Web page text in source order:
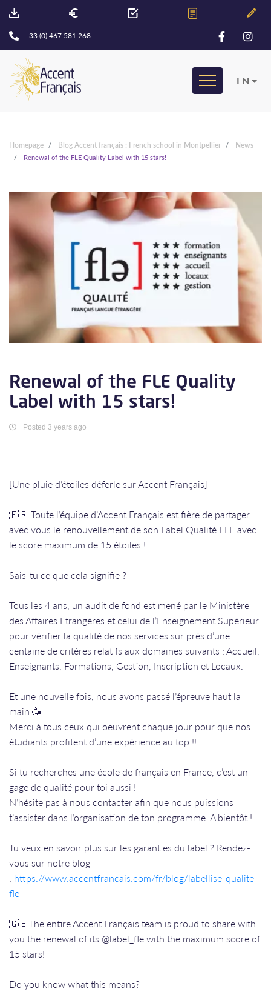
+33 (0) 467 581 268
EN
Homepage Blog Accent français : French school in Montpellier News
Renewal of the FLE Quality Label with 15 stars!
Renewal of the FLE Quality
Label with 15 stars!
Posted 3 years ago
[Une pluie d’étoiles déferle sur Accent Français]
🇫🇷 Toute l’équipe d’Accent Français est fière de partager
avec vous le renouvellement de son Label Qualité FLE avec
le score maximum de 15 étoiles !
Sais-tu ce que cela signifie ?
Tous les 4 ans, un audit de fond est mené par le Ministère
des Affaires Etrangères et celui de l’Enseignement Supérieur
pour vérifier la qualité de nos services sur près d’une
centaine de critères relatifs aux domaines suivants : Accueil,
Enseignants, Formations, Gestion, Inscription et Locaux.
Et une nouvelle fois, nous avons passé l’épreuve haut la
main 🥳
Merci à tous ceux qui oeuvrent chaque jour pour que nos
étudiants profitent d’une expérience au top !!
Si tu recherches une école de français en France, c’est un
gage de qualité pour toi aussi !
N’hésite pas à nous contacter afin que nous puissions
t’assister dans l’organisation de ton programme. A bientôt !
Tu veux en savoir plus sur les garanties du label ? Rendez-
vous sur notre blog
: https://www.accentfrancais.com/fr/blog/labellise-qualite-
fle
🇬🇧The entire Accent Français team is proud to share with
you the renewal of its @label_fle with the maximum score of
15 stars!
Do you know what this means?